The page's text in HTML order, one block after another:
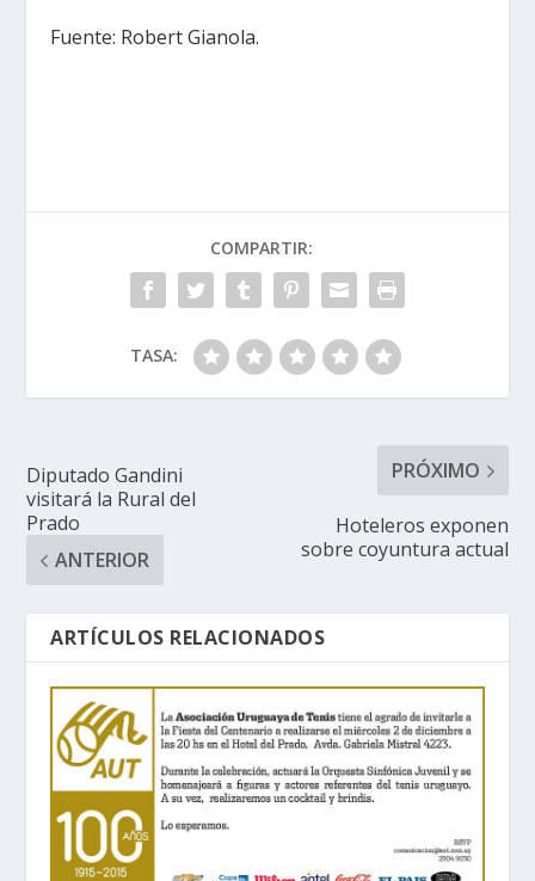
Fuente: Robert Gianola.
COMPARTIR:
TASA:
Diputado Gandini
visitará la Rural del
Prado
ANTERIOR
PRÓXIMO
Hoteleros exponen
sobre coyuntura actual
ARTÍCULOS RELACIONADOS